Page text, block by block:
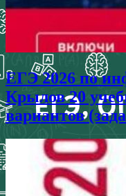
ЕГЭ 2026 по
Крылов 20
вариантов